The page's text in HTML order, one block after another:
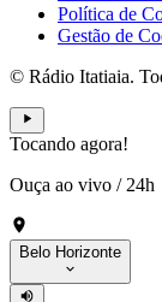
Política de
Gestão de
© Rádio Itatiaia.
Tocando agora!
Ouça ao vivo / 24h
Belo Horizonte